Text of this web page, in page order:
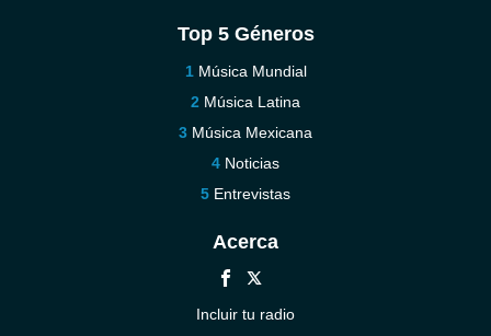
Top 5 Géneros
Música Mundial
Música Latina
Música Mexicana
Noticias
Entrevistas
Acerca
Incluir tu radio